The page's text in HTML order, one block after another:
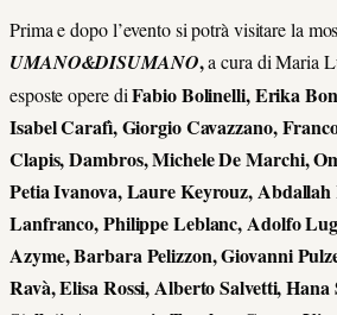
Prima e dopo l’evento si potrà visitare la
UMANO&DISUMANO,a cura di Maria
esposte opere diFabio Bolinelli, Erika
Isabel Carafì, Giorgio Cavazzano,
Clapis, Dambros, Michele De Marchi,
Petia Ivanova, Laure Keyrouz,
Lanfranco, Philippe Leblanc, Adolfo
Azyme, Barbara Pelizzon, Giovanni
Ravà, Elisa Rossi, Alberto Salvetti,